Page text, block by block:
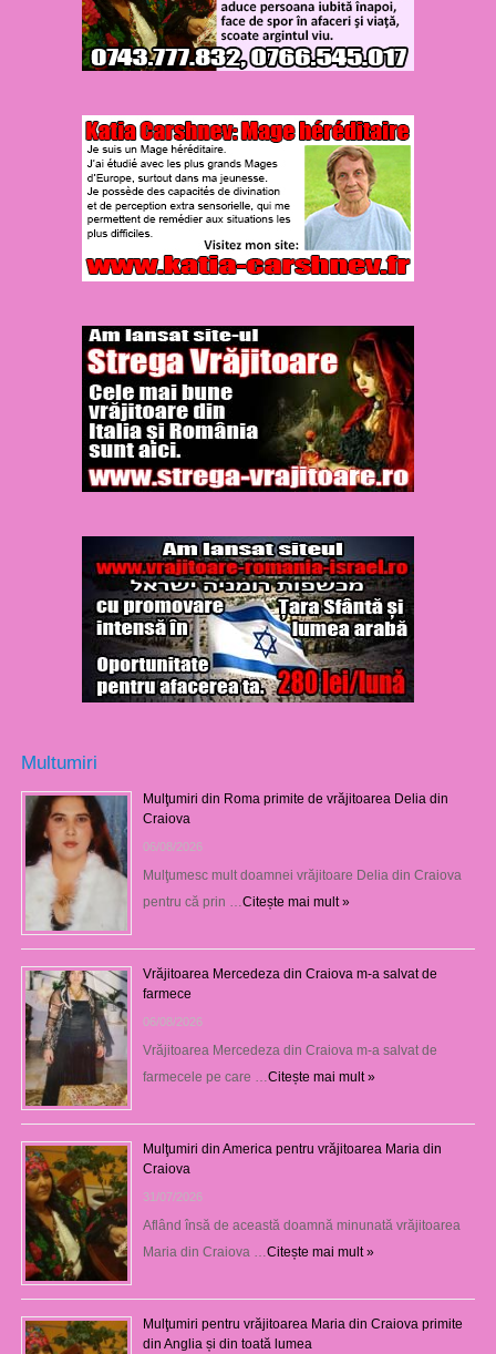
Multumiri
Mulţumiri din Roma primite de vrăjitoarea Delia din
Craiova
06/08/2026
Mulţumesc mult doamnei vrăjitoare Delia din Craiova
pentru că prin …Citește mai mult »
Vrăjitoarea Mercedeza din Craiova m-a salvat de
farmece
06/08/2026
Vrăjitoarea Mercedeza din Craiova m-a salvat de
farmecele pe care …Citește mai mult »
Mulţumiri din America pentru vrăjitoarea Maria din
Craiova
31/07/2026
Aflând însă de această doamnă minunată vrăjitoarea
Maria din Craiova …Citește mai mult »
Mulţumiri pentru vrăjitoarea Maria din Craiova primite
din Anglia și din toată lumea